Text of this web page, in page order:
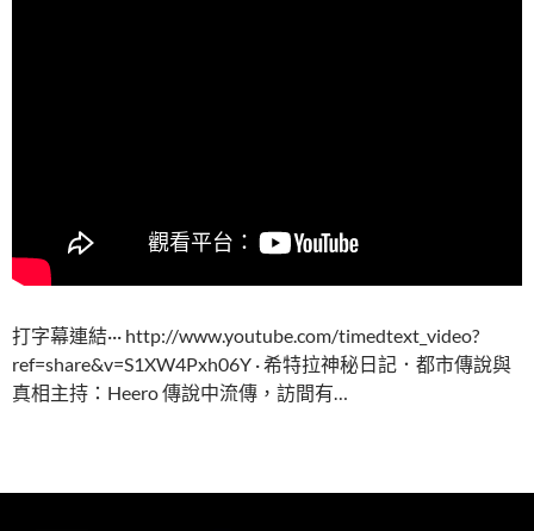
打字幕連結··· http://www.youtube.com/timedtext_video?
ref=share&v=S1XW4Pxh06Y · 希特拉神秘日記．都市傳說與
真相主持：Heero 傳說中流傳，訪間有…